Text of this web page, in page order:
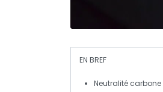
EN BREF
Neutralité carbone